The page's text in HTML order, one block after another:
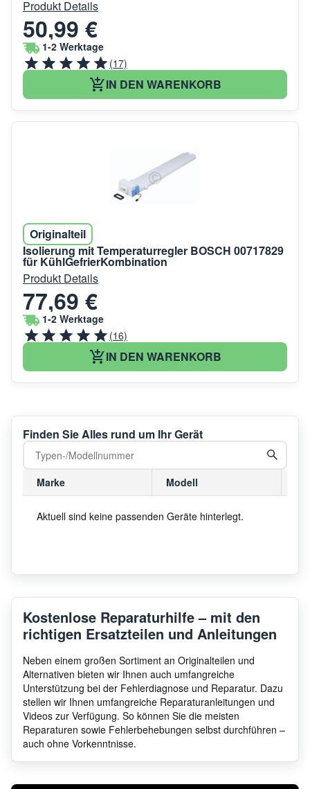
Produkt Details
50,99 €
1-2 Werktage
(17)
IN DEN WARENKORB
Originalteil
Isolierung mit Temperaturregler BOSCH 00717829
für KühlGefrierKombination
Produkt Details
77,69 €
1-2 Werktage
(16)
IN DEN WARENKORB
Finden Sie Alles rund um Ihr Gerät
Marke Modell
Aktuell sind keine passenden Geräte hinterlegt.
Kostenlose Reparaturhilfe – mit den
richtigen Ersatzteilen und Anleitungen
Neben einem großen Sortiment an Originalteilen und
Alternativen bieten wir Ihnen auch umfangreiche
Unterstützung bei der Fehlerdiagnose und Reparatur. Dazu
stellen wir Ihnen umfangreiche Reparaturanleitungen und
Videos zur Verfügung. So können Sie die meisten
Reparaturen sowie Fehlerbehebungen selbst durchführen –
auch ohne Vorkenntnisse.